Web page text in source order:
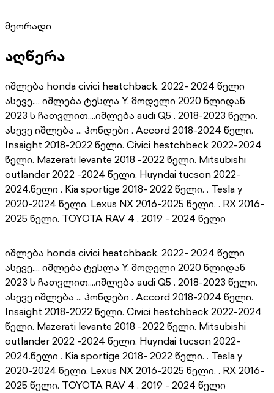
მეორადი
აღწერა
იშლება honda civici heatchback. 2022- 2024 წელი
ასევე.... იშლება ტესლა Y. მოდელი 2020 წლიდან
2023 ს ჩათვლით....იშლება audi Q5 . 2018-2023 წელი.
ასევე იშლება ... ჰონდები . Accord 2018-2024 წელი.
Insaight 2018-2022 წელი. Civici hestchbeck 2022-2024
წელი. Mazerati levante 2018 -2022 წელი. Mitsubishi
outlander 2022 -2024 წელი. Huyndai tucson 2022-
2024.წელი . Kia sportige 2018- 2022 წელი. . Tesla y
2020-2024 წელი. Lexus NX 2016-2025 წელი. . RX 2016-
2025 წელი. TOYOTA RAV 4 . 2019 - 2024 წელი
იშლება honda civici heatchback. 2022- 2024 წელი
ასევე.... იშლება ტესლა Y. მოდელი 2020 წლიდან
2023 ს ჩათვლით....იშლება audi Q5 . 2018-2023 წელი.
ასევე იშლება ... ჰონდები . Accord 2018-2024 წელი.
Insaight 2018-2022 წელი. Civici hestchbeck 2022-2024
წელი. Mazerati levante 2018 -2022 წელი. Mitsubishi
outlander 2022 -2024 წელი. Huyndai tucson 2022-
2024.წელი . Kia sportige 2018- 2022 წელი. . Tesla y
2020-2024 წელი. Lexus NX 2016-2025 წელი. . RX 2016-
2025 წელი. TOYOTA RAV 4 . 2019 - 2024 წელი